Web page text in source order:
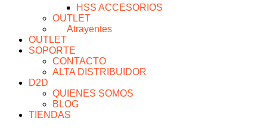
HSS ACCESORIOS
OUTLET
Atrayentes
OUTLET
SOPORTE
CONTACTO
ALTA DISTRIBUIDOR
D2D
QUIENES SOMOS
BLOG
TIENDAS